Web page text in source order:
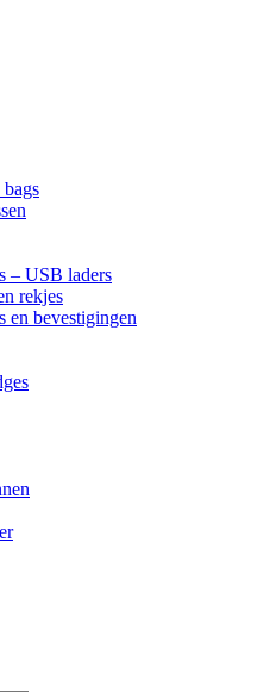
– USB laders
rekjes
en bevestigingen